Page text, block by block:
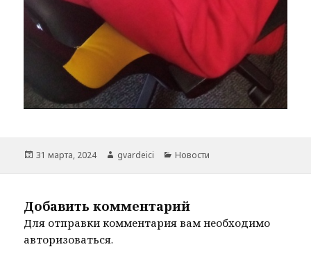
Опубликовано
31 марта, 2024 Автор
gvardeici Рубрики
Новости
Добавить комментарий
Для отправки комментария вам необходимо
авторизоваться.